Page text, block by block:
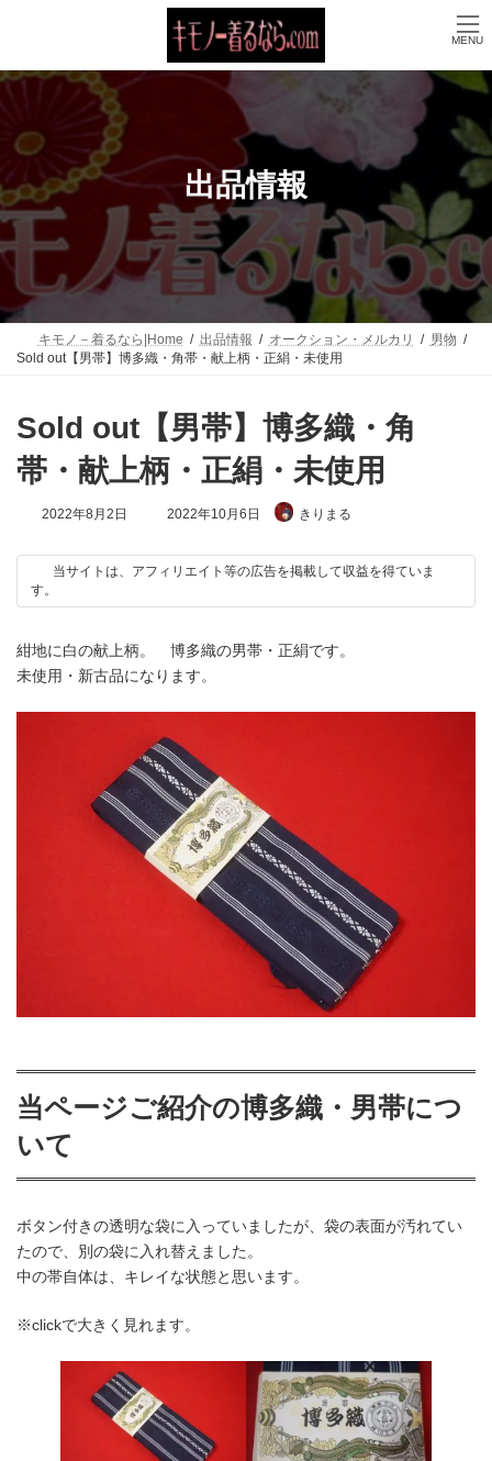
ン
ツ
プ
ー
シ
動
出品情報
キモノ－着るなら|Home 出品情報 オークション・メルカリ
男物
Sold out【男帯】博多織・角帯・献上柄・正絹・未使用
Sold out【男帯】博多織・角
帯・献上柄・正絹・未使用
2022年8月2日
最
新
日
2022年10月6日 きりまる
当サイトは、アフィリエイト等の広告を掲載して収益を得ていま
す。
紺地に白の献上柄。 博多織の男帯・正絹です。
未使用・新古品になります。
当ページご紹介の博多織・男帯につ
いて
ボタン付きの透明な袋に入っていましたが、袋の表面が汚れてい
たので、別の袋に入れ替えました。
中の帯自体は、キレイな状態と思います。
※clickで大きく見れます。
MENU